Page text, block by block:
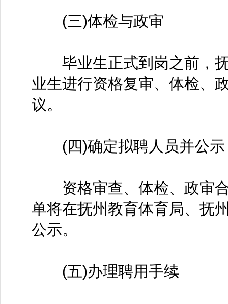
(三)体检与政审
毕业生正式到岗之前，抚
业生进行资格复审、体检、
议。
(四)确定拟聘人员并公示
资格审查、体检、政审合
单将在抚州教育体育局、抚
公示。
(五)办理聘用手续